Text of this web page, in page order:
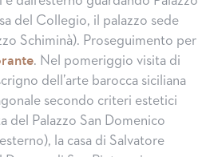
del Collegio, il palazzo sede
Schiminà). Proseguimento per
. Nel pomeriggio visita di
dell’arte barocca siciliana
secondo criteri estetici
del Palazzo San Domenico
la casa di Salvatore